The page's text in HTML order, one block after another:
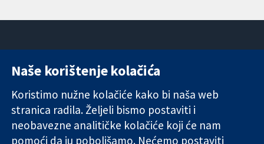
Pouzdani dokazi.
Utemeljeni
dokazi.
Bolje zdravlje.
11-13 Cavendish
London
W1G 0AN
Ujedinjeno
Kraljevstvo
Novosti
medije
O nama
Naše korištenje kolačića
Koristimo nužne kolačiće kako bi naša web
stranica radila. Željeli bismo postaviti i
neobavezne analitičke kolačiće koji će nam
pomoći da ju poboljšamo. Nećemo postaviti